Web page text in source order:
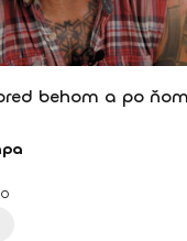
behom a po